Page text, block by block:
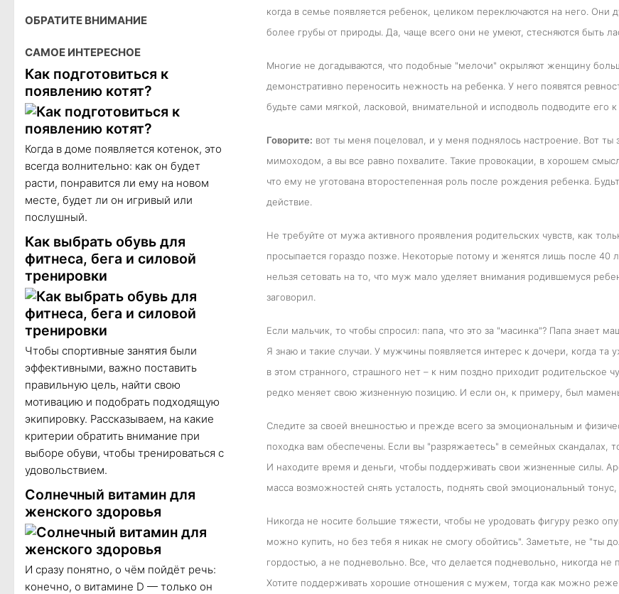
когда в семье появляется ребенок, целиком переключаются на него.
более грубы от природы. Да, чаще всего они не умеют, стесняются быть
Многие не догадываются, что подобные "мелочи" окрыляют женщину
демонстративно переносить нежность на ребенка. У него появятся
будьте сами мягкой, ласковой, внимательной и исподволь подводите его
Говорите: вот ты меня поцеловал, и у меня поднялось настроение. Вот ты
мимоходом, а вы все равно похвалите. Такие провокации, в хорошем
что ему не уготована второстепенная роль после рождения ребенка.
действие.
Не требуйте от мужа активного проявления родительских чувств, как
просыпается гораздо позже. Некоторые потому и женятся лишь после 40
нельзя сетовать на то, что муж мало уделяет внимания родившемуся
заговорил.
Если мальчик, то чтобы спросил: папа, что это за "масинка"? Папа знает
Я знаю и такие случаи. У мужчины появляется интерес к дочери, когда
в этом странного, страшного нет – к ним поздно приходит
редко меняет свою жизненную позицию. И если он, к примеру, был
Следите за своей внешностью и прежде всего за эмоциональным и
походка вам обеспечены. Если вы "разряжаетесь" в семейных скандалах,
И находите время и деньги, чтобы поддерживать свои жизненные силы.
масса возможностей снять усталость, поднять свой эмоциональный
Никогда не носите большие тяжести, чтобы не уродовать фигуру резко
можно купить, но без тебя я никак не смогу обойтись". Заметьте, не "ты
гордостью, а не подневольно. Все, что делается подневольно, никогда
Хотите поддерживать хорошие отношения с мужем, тогда как можно
ОБРАТИТЕ ВНИМАНИЕ
САМОЕ ИНТЕРЕСНОЕ
Как подготовиться к
появлению котят?
Когда в доме появляется котенок, это
всегда волнительно: как он будет
расти, понравится ли ему на новом
месте, будет ли он игривый или
послушный.
Как выбрать обувь для
фитнеса, бега и силовой
тренировки
Чтобы спортивные занятия были
эффективными, важно поставить
правильную цель, найти свою
мотивацию и подобрать подходящую
экипировку. Рассказываем, на какие
критерии обратить внимание при
выборе обуви, чтобы тренироваться с
удовольствием.
Солнечный витамин для
женского здоровья
И сразу понятно, о чём пойдёт речь:
конечно, о витамине D — только он